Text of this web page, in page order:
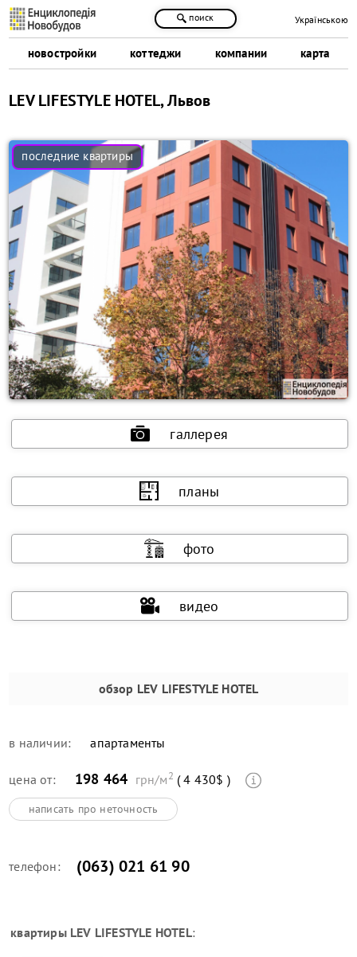
новостройки коттеджи компании карта
поиск Українською
LEV LIFESTYLE HOTEL, Львов
галлерея
планы
фото
видео
обзор LEV LIFESTYLE HOTEL
в наличии: апартаменты
цена от: 198 464 грн/м2 ( 4 430$ )
написать про неточность
телефон: (063) 021 61 90
квартирыLEV LIFESTYLE HOTEL: